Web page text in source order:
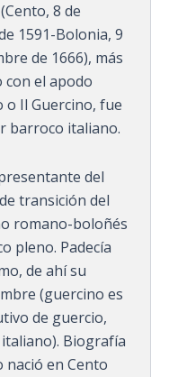
8 de
1591-Bolonia, 9
de 1666), más
con el apodo
o Il Guercino, fue
barroco italiano.
del
transición del
romano-boloñés
pleno. Padecía
de ahí su
(guercino es
de guercio,
Biografía
nació en Cento